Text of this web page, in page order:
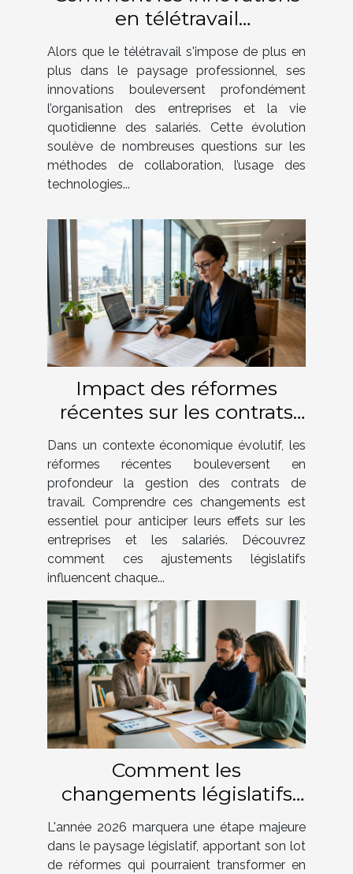
en télétravail
transforment-elles le
monde professionnel ?
Alors que le télétravail s'impose de plus en
plus dans le paysage professionnel, ses
innovations bouleversent profondément
l’organisation des entreprises et la vie
quotidienne des salariés. Cette évolution
soulève de nombreuses questions sur les
méthodes de collaboration, l’usage des
technologies...
Impact des réformes
récentes sur les contrats
de travail ?
Dans un contexte économique évolutif, les
réformes récentes bouleversent en
profondeur la gestion des contrats de
travail. Comprendre ces changements est
essentiel pour anticiper leurs effets sur les
entreprises et les salariés. Découvrez
comment ces ajustements législatifs
influencent chaque...
Comment les
changements législatifs
de 2026 impacteront-ils
votre entreprise ?
L'année 2026 marquera une étape majeure
dans le paysage législatif, apportant son lot
de réformes qui pourraient transformer en